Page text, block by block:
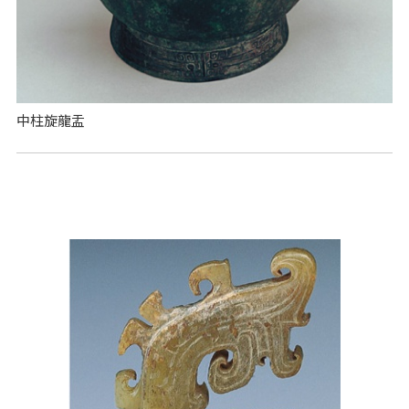
中柱旋龍盂